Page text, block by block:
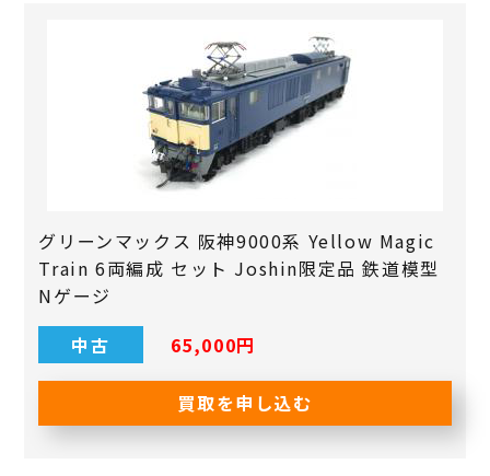
グリーンマックス 阪神9000系 Yellow Magic
Train 6両編成 セット Joshin限定品 鉄道模型
Nゲージ
中古
65,000円
買取を申し込む